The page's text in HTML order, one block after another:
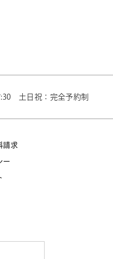
土日祝：完全予約制
請求
ー